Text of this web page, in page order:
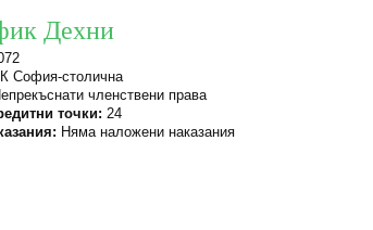
Дехни
София-столична
членствени права
точки: 24
Няма наложени наказания